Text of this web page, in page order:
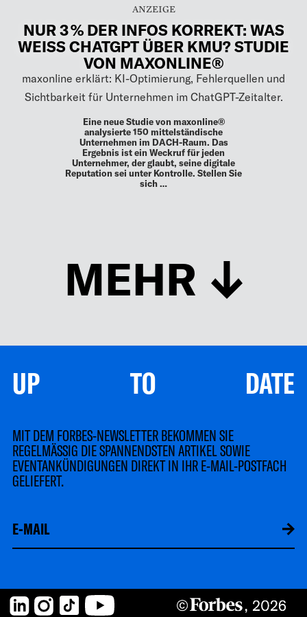
ASFinanz berät Apotheker und Ärzte zu
Vermögenssicherung, Liquidität und Vermögensaufbau
mit Sachwerten.
Der Markt für Finanzberatung ist für viele
Heilberufler unübersichtlicher geworden.
Während Regulierung und wirtschaftlicher
Druck steigen, wächst das Misstrauen
gegenüber Beratern, die vorrangig
Produkte verkaufen. Axel …
NUR 3 % DER INFOS KORREKT: WAS
WEISS CHATGPT ÜBER KMU? STUDIE
maxonline erklärt: KI-Optimierung, Fehlerquellen und
Sichtbarkeit für Unternehmen im ChatGPT-Zeitalter.